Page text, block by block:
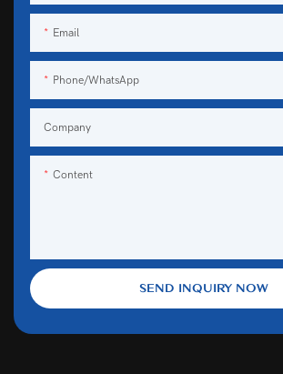
Email
Phone/WhatsApp
Company
Content
SEND INQUIRY NOW